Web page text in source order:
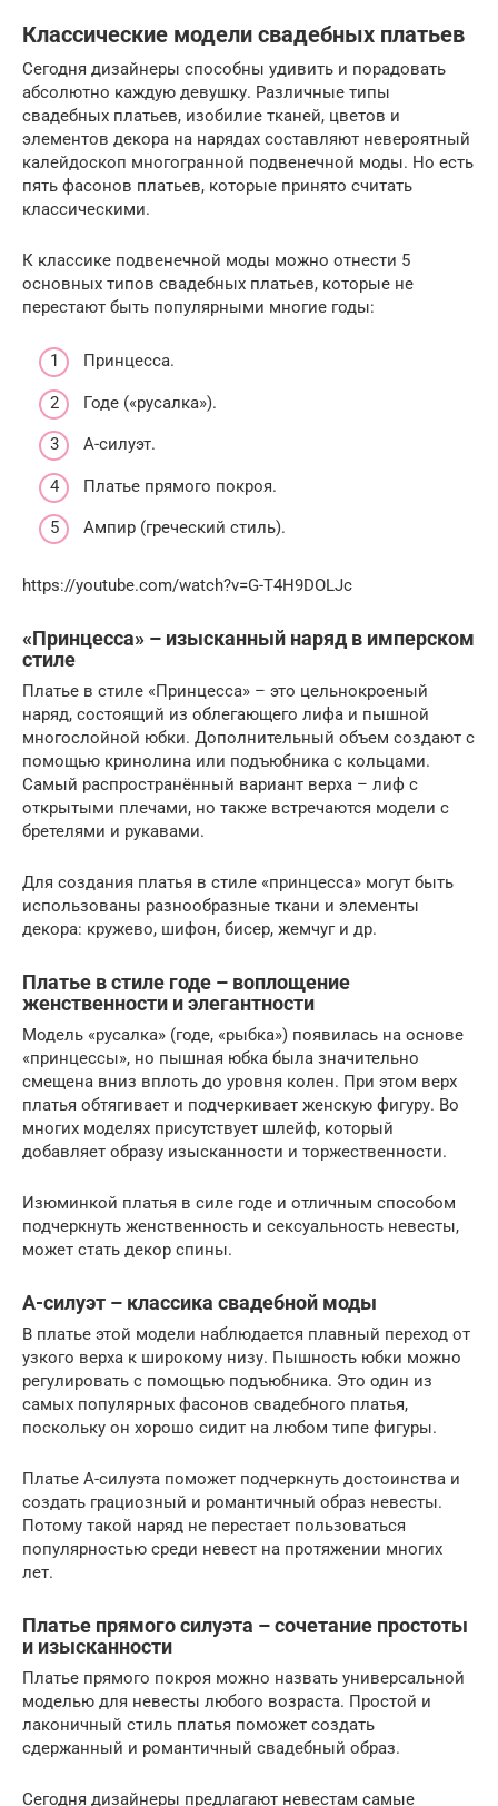
Классические модели свадебных платьев
Сегодня дизайнеры способны удивить и порадовать
абсолютно каждую девушку. Различные типы
свадебных платьев, изобилие тканей, цветов и
элементов декора на нарядах составляют невероятный
калейдоскоп многогранной подвенечной моды. Но есть
пять фасонов платьев, которые принято считать
классическими.
К классике подвенечной моды можно отнести 5
основных типов свадебных платьев, которые не
перестают быть популярными многие годы:
Принцесса.
Годе («русалка»).
А-силуэт.
Платье прямого покроя.
Ампир (греческий стиль).
https://youtube.com/watch?v=G-T4H9DOLJc
«Принцесса» – изысканный наряд в имперском
стиле
Платье в стиле «Принцесса» – это цельнокроеный
наряд, состоящий из облегающего лифа и пышной
многослойной юбки. Дополнительный объем создают с
помощью кринолина или подъюбника с кольцами.
Самый распространённый вариант верха – лиф с
открытыми плечами, но также встречаются модели с
бретелями и рукавами.
Для создания платья в стиле «принцесса» могут быть
использованы разнообразные ткани и элементы
декора: кружево, шифон, бисер, жемчуг и др.
Платье в стиле годе – воплощение
женственности и элегантности
Модель «русалка» (годе, «рыбка») появилась на основе
«принцессы», но пышная юбка была значительно
смещена вниз вплоть до уровня колен. При этом верх
платья обтягивает и подчеркивает женскую фигуру. Во
многих моделях присутствует шлейф, который
добавляет образу изысканности и торжественности.
Изюминкой платья в силе годе и отличным способом
подчеркнуть женственность и сексуальность невесты,
может стать декор спины.
А-силуэт – классика свадебной моды
В платье этой модели наблюдается плавный переход от
узкого верха к широкому низу. Пышность юбки можно
регулировать с помощью подъюбника. Это один из
самых популярных фасонов свадебного платья,
поскольку он хорошо сидит на любом типе фигуры.
Платье А-силуэта поможет подчеркнуть достоинства и
создать грациозный и романтичный образ невесты.
Потому такой наряд не перестает пользоваться
популярностью среди невест на протяжении многих
лет.
Платье прямого силуэта – сочетание простоты
и изысканности
Платье прямого покроя можно назвать универсальной
моделью для невесты любого возраста. Простой и
лаконичный стиль платья поможет создать
сдержанный и романтичный свадебный образ.
Сегодня дизайнеры предлагают невестам самые